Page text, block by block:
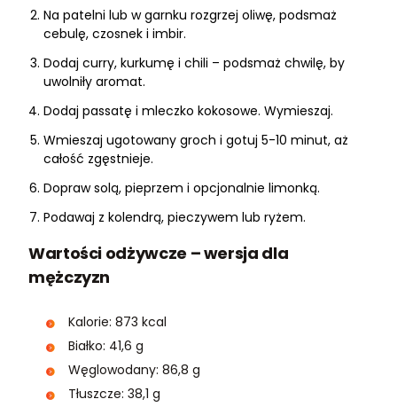
Na patelni lub w garnku rozgrzej oliwę, podsmaż
cebulę, czosnek i imbir.
Dodaj curry, kurkumę i chili – podsmaż chwilę, by
uwolniły aromat.
Dodaj passatę i mleczko kokosowe. Wymieszaj.
Wmieszaj ugotowany groch i gotuj 5-10 minut, aż
całość zgęstnieje.
Dopraw solą, pieprzem i opcjonalnie limonką.
Podawaj z kolendrą, pieczywem lub ryżem.
Wartości odżywcze – wersja dla
mężczyzn
Kalorie: 873 kcal
Białko: 41,6 g
Węglowodany: 86,8 g
Tłuszcze: 38,1 g